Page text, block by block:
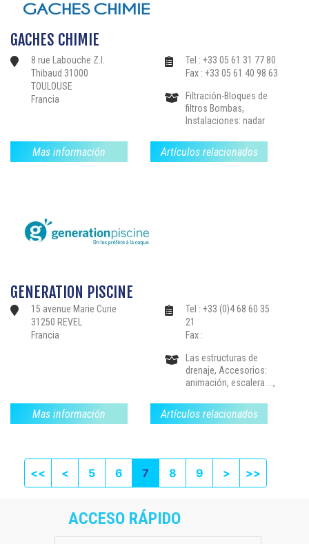
GACHES CHIMIE
8 rue Labouche Z.I.
Thibaud 31000
TOULOUSE
Francia
Tel : +33 05 61 31 77 80
Fax : +33 05 61 40 98 63
Filtración-Bloques de
filtros Bombas,
Instalaciones: nadar
de limpieza ..,
Productos de
Mas información Artículos relacionados
GENERATION PISCINE
15 avenue Marie Curie
31250 REVEL
Francia
Tel : +33 (0)4 68 60 35
21
Fax :
Las estructuras de
drenaje, Accesorios:
animación, escalera ...,
Mas información Artículos relacionados
<< First page
<Previous
5 6 7 8 9 >Next
>>
ACCESO RÁPIDO